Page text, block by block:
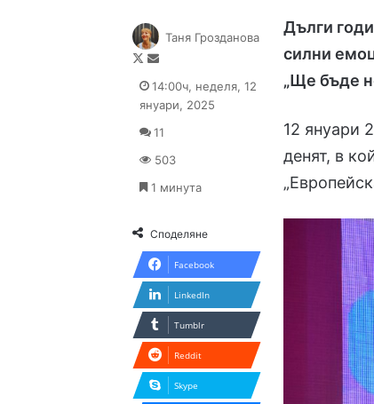
Дълги
силни
„Ще бъде
12 януари
денят, в
Таня Грозданова
Follow
Send
email
14:00ч, неделя, 12
януари, 2025
11
503
1 минута
Споделяне
Facebook
LinkedIn
Tumblr
Reddit
Skype